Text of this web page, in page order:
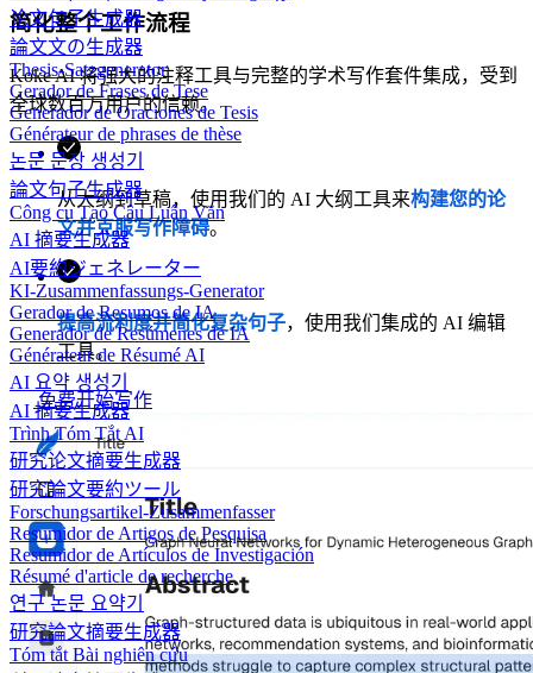
论文句子生成器
論文文の生成器
Thesis-Satzgenerator
Gerador de Frases de Tese
Generador de Oraciones de Tesis
Générateur de phrases de thèse
논문 문장 생성기
論文句子生成器
Công cụ Tạo Câu Luận Văn
AI 摘要生成器
AI要約ジェネレーター
KI-Zusammenfassungs-Generator
Gerador de Resumos de IA
Generador de Resúmenes de IA
Générateur de Résumé AI
AI 요약 생성기
AI 摘要生成器
Trình Tóm Tắt AI
研究论文摘要生成器
研究論文要約ツール
Forschungsartikel-Zusammenfasser
Resumidor de Artigos de Pesquisa
Resumidor de Artículos de Investigación
Résumé d'article de recherche
연구 논문 요약기
研究論文摘要生成器
Tóm tắt Bài nghiên cứu
简化整个工作流程
Koke AI 将强大的注释工具与完整的学术写作套件集成，受到
全球数百万用户的信赖。
从大纲到草稿，使用我们的 AI 大纲工具来构建您的论
文并克服写作障碍。
提高流利度并简化复杂句子，使用我们集成的 AI 编辑
工具。
免费开始写作